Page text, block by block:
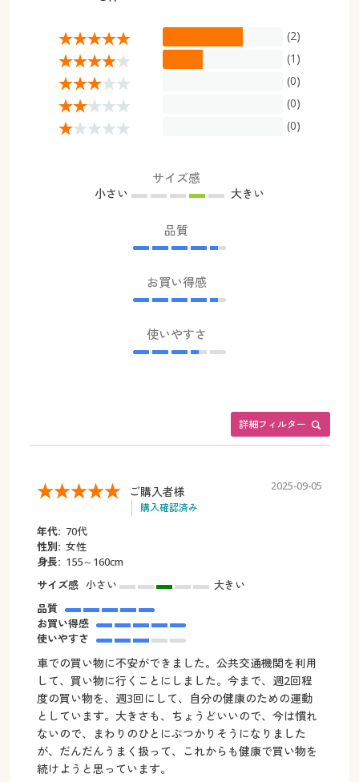
(2)
(1)
(0)
(0)
(0)
サイズ感
小さい 大きい
品質
お買い得感
使いやすさ
詳細フィルター
ご購入者様
購入確認済み
2025-09-05
年代: 70代
性別: 女性
身長: 155～160cm
サイズ感 小さい
大きい
品質
お買い得感
使いやすさ
車での買い物に不安ができました。公共交通機関を利用
して、買い物に行くことにしました。今まで、週2回程
度の買い物を、週3回にして、自分の健康のための運動
としています。大きさも、ちょうどいいので、今は慣れ
ないので、まわりのひとにぶつかりそうになりました
が、だんだんうまく扱って、これからも健康で買い物を
続けようと思っています。